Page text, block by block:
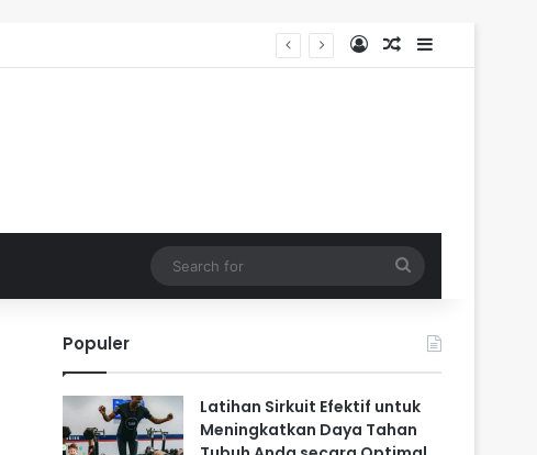
Log InRandom Article
Sidebar
for
Populer
Latihan Sirkuit Efektif untuk
Meningkatkan Daya Tahan